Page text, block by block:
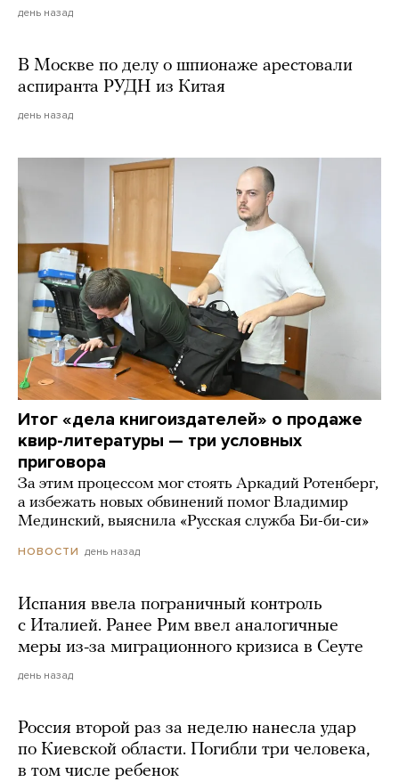
день назад
В Москве по делу о шпионаже арестовали
аспиранта РУДН из Китая
день назад
Итог «дела книгоиздателей» о продаже
квир-литературы — три условных
приговора
За этим процессом мог стоять Аркадий Ротенберг,
а избежать новых обвинений помог Владимир
Мединский, выяснила «Русская служба Би-би-си»
НОВОСТИ день назад
Испания ввела пограничный контроль
с Италией. Ранее Рим ввел аналогичные
меры из-за миграционного кризиса в Сеуте
день назад
Россия второй раз за неделю нанесла удар
по Киевской области. Погибли три человека,
в том числе ребенок